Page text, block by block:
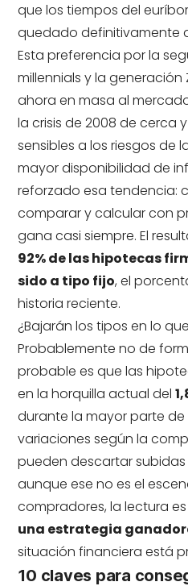
que los tiempos del
quedado definitivamente
Esta preferencia por la
millennials y la generación
ahora en masa al
la crisis de 2008 de cerca
sensibles a los riesgos de
mayor disponibilidad de
reforzado esa tendencia:
comparar y calcular con
gana casi siempre. El
92% de las hipotecas
sido a tipo fijo, el
historia reciente.
¿Bajarán los tipos en lo
Probablemente no de
probable es que las
en la horquilla actual del
durante la mayor parte de
variaciones según la
pueden descartar
aunque ese no es el
compradores, la lectura
una estrategia
situación financiera está
10 claves para